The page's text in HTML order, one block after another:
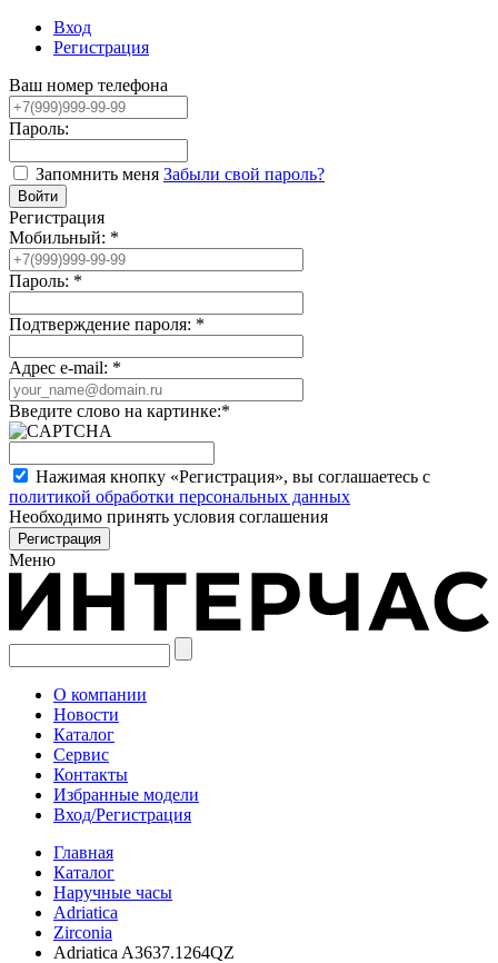
Вход
Регистрация
Ваш номер телефона
Пароль:
Запомнить меня Забыли свой пароль?
Регистрация
Мобильный: *
Пароль: *
Подтверждение пароля: *
Адрес e-mail: *
Введите слово на картинке:*
Нажимая кнопку «Регистрация», вы соглашаетесь с
политикой обработки персональных данных
Необходимо принять условия соглашения
Меню
О компании
Новости
Каталог
Сервис
Контакты
Избранные модели
Вход/Регистрация
Главная
Каталог
Наручные часы
Adriatica
Zirconia
Adriatica A3637.1264QZ